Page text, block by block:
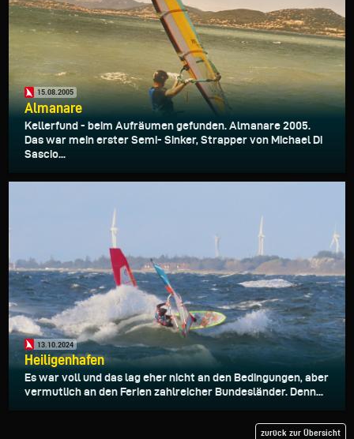
15.08.2005
Almanare
Kellerfund - beim Aufräumen gefunden. Almanare 2005.
Das war mein erster Semi- Sinker, Strapper von Michael Di
Sascio...
13.10.2024
Heiligenhafen
Es war voll und das lag eher nicht an den Bedingungen, aber
vermutlich an den Ferien zahlreicher Bundesländer. Denn...
zurück zur Übersicht